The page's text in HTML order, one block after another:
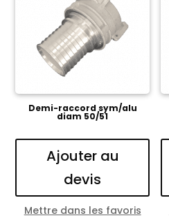
Demi-raccord sym/alu
diam 50/51
Ajouter au
devis
Mettre dans les favoris